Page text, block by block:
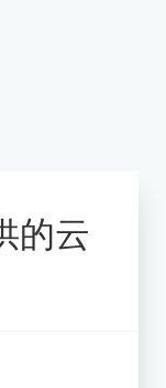
的云